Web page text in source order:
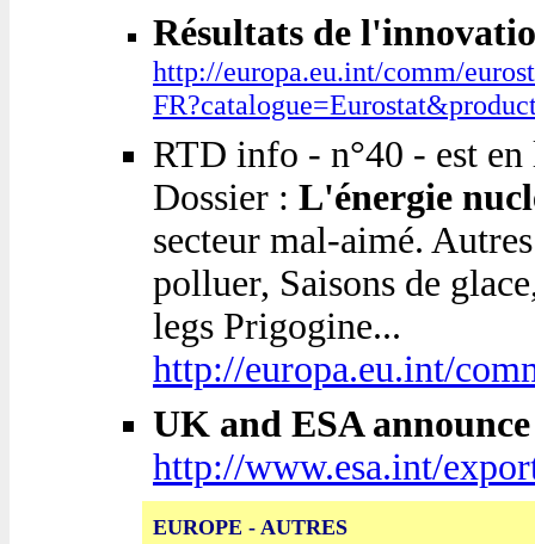
Résultats de
http://europa.eu.int/comm/
RTD info - n°40 - est en
Dossier : L'énergie
secteur mal-aimé.
polluer, Saisons de
legs Prigogine...
http://europa.eu.int/
UK and ESA
http://www.esa.int/
EUROPE - AUTRES